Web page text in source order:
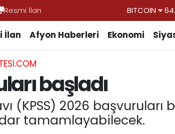
Resmi İlan DOLAR
EURO
İlan Afyon Haberleri Ekonomi
başladı
(KPSS) 2026
tamamlayabilecek.